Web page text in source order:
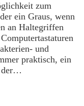
zum
ein Graus, wenn
an Haltegriffen
und
praktisch, ein
der…